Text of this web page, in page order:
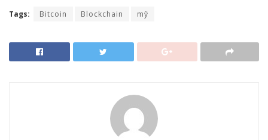
Tags: Bitcoin Blockchain mỹ